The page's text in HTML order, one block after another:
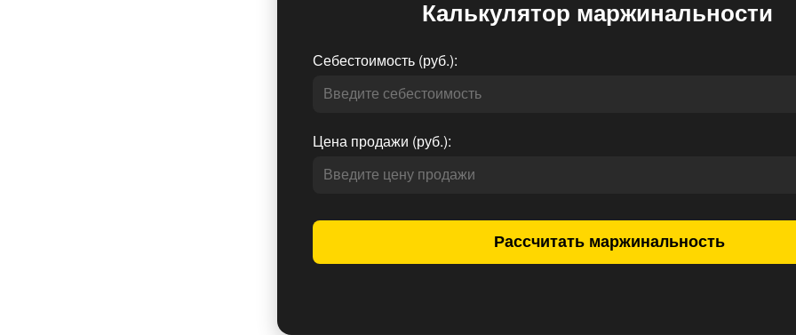
Калькулятор маржинальности
Себестоимость (руб.):
Цена продажи (руб.):
Рассчитать маржинальность